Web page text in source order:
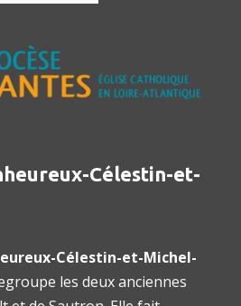
Célestin-et-
Célestin-et-Michel-
les deux anciennes